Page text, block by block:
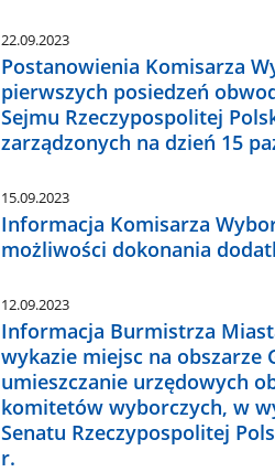
22.09.2023
Postanowienia Komisarza
pierwszych posiedzeń
Sejmu Rzeczypospolitej
zarządzonych na dzień 15
15.09.2023
Informacja Komisarza
możliwości dokonania
12.09.2023
Informacja Burmistrza
wykazie miejsc na obszarze
umieszczanie urzędowych
komitetów wyborczych, w
Senatu Rzeczypospolitej
r.